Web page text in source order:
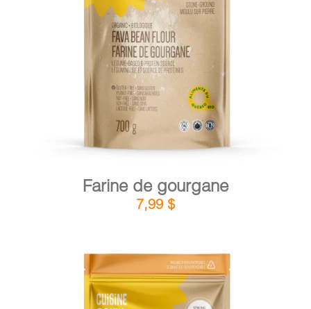
AJOUTER AU PANIER /
Farine de gourgane
7,99 $